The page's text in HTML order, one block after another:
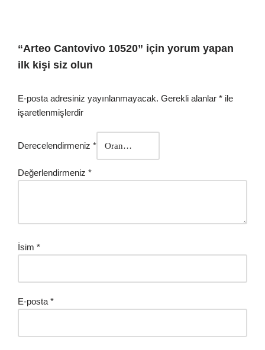
“Arteo Cantovivo 10520” için yorum yapan
ilk kişi siz olun
E-posta adresiniz yayınlanmayacak. Gerekli alanlar * ile
işaretlenmişlerdir
Derecelendirmeniz *
Değerlendirmeniz *
İsim *
E-posta *